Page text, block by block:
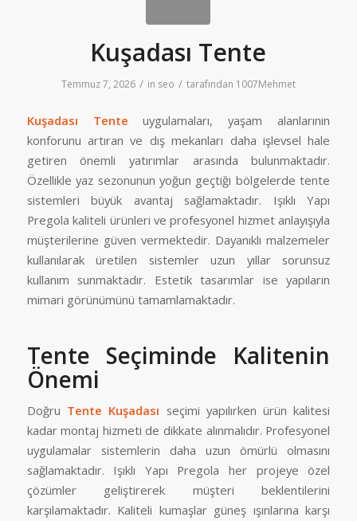
Kuşadası Tente
Temmuz 7, 2026 / in seo / tarafından 1007Mehmet
Kuşadası Tente uygulamaları, yaşam alanlarının
konforunu artıran ve dış mekanları daha işlevsel hale
getiren önemli yatırımlar arasında bulunmaktadır.
Özellikle yaz sezonunun yoğun geçtiği bölgelerde tente
sistemleri büyük avantaj sağlamaktadır. Işıklı Yapı
Pregola kaliteli ürünleri ve profesyonel hizmet anlayışıyla
müşterilerine güven vermektedir. Dayanıklı malzemeler
kullanılarak üretilen sistemler uzun yıllar sorunsuz
kullanım sunmaktadır. Estetik tasarımlar ise yapıların
mimari görünümünü tamamlamaktadır.
Tente Seçiminde Kalitenin
Önemi
Doğru Tente Kuşadası seçimi yapılırken ürün kalitesi
kadar montaj hizmeti de dikkate alınmalıdır. Profesyonel
uygulamalar sistemlerin daha uzun ömürlü olmasını
sağlamaktadır. Işıklı Yapı Pregola her projeye özel
çözümler geliştirerek müşteri beklentilerini
karşılamaktadır. Kaliteli kumaşlar güneş ışınlarına karşı